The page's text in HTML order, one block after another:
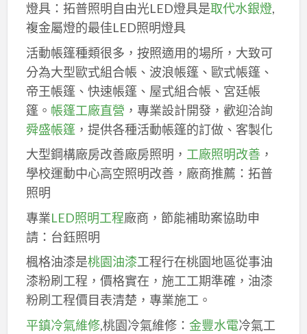
燈具：拓普照明自由光LED燈具是取代水銀燈,
複金屬燈的最佳LED照明燈具
活動帳篷種類很多，按照適用的場所，大致可
分為大型歐式組合帳、波浪帳篷、歐式帳篷、
帝王帳篷、快速帳篷、屋式組合帳、宮廷帳
篷。 帳篷工廠直營 ，專業設計開發，歡迎洽詢
舜盛帳篷，提供各種活動帳篷的訂做、客製化
大型鋼構廠房改善廠房照明， 工廠照明改善，
學校運動中心高空照明改善，廠商推薦：拓普
照明
專業LED照明工程廠商，節能補助案協助申
請：台鈺照明
楓格油漆是桃園油漆工程行在桃園地區從事油
漆粉刷工程，價格實在，施工工期準確，油漆
粉刷工程價目表清楚，專業施工。
平鎮冷氣維修,桃園冷氣維修： 金豐水電冷氣工